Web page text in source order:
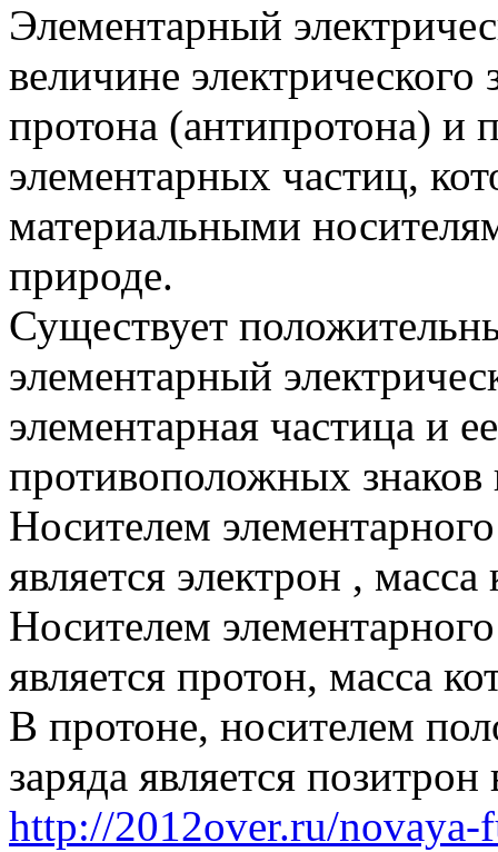
Элементарный
величине электрического
протона (антипротона) и
элементарных частиц,
материальными
природе.
Существует
элементарный
элементарная частица и
противоположных знаков
Носителем
является электрон ,
Носителем
является протон, масса
В протоне, носителем
заряда является
http://2012over.ru/